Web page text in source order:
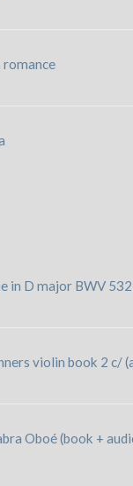
romance
in D major BWV 532
violin book 2 c/
Oboé (book +